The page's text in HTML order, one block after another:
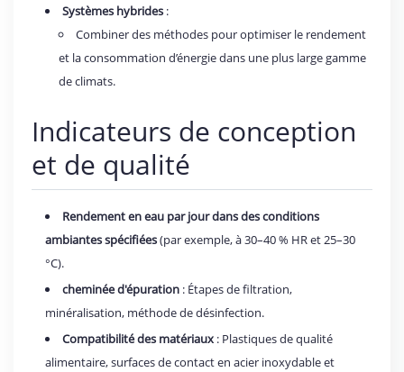
Systèmes hybrides :
Combiner des méthodes pour optimiser le rendement
et la consommation d’énergie dans une plus large gamme
de climats.
Indicateurs de conception
et de qualité
Rendement en eau par jour dans des conditions
ambiantes spécifiées(par exemple, à 30–40 % HR et 25–30
°C).
cheminée d'épuration : Étapes de filtration,
minéralisation, méthode de désinfection.
Compatibilité des matériaux : Plastiques de qualité
alimentaire, surfaces de contact en acier inoxydable et